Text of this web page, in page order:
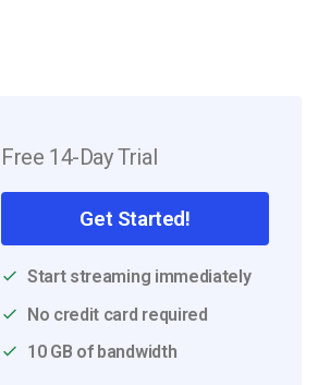
Free 14-Day Trial
Get Started!
Start streaming immediately
No credit card required
10 GB of bandwidth